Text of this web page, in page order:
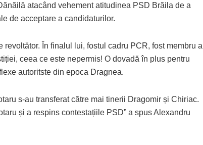
atacând vehement atitudinea PSD Brăila de a
de acceptare a candidaturilor.
În finalul lui, fostul cadru PCR, fost membru al
ceea ce este nepermis! O dovadă în plus pentru
autoritste din epoca Dragnea.
s-au transferat către mai tinerii Dragomir și Chiriac.
și a respins contestațiile PSD” a spus Alexandru